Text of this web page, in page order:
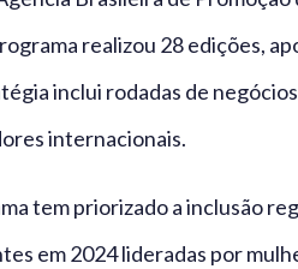
realizou 28 edições,
inclui rodadas de
internacionais.
tem priorizado a inclusão
em 2024 lideradas por